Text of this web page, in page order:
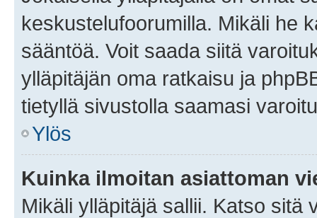
keskustelufoorumilla. Mikäli he
sääntöä. Voit saada siitä
ylläpitäjän oma ratkaisu ja
tietyllä sivustolla saamasi
Ylös
Kuinka ilmoitan asiattoman
Mikäli ylläpitäjä sallii. Katso sitä